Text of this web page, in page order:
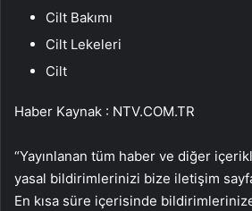
Cilt Bakımı
Cilt Lekeleri
Cilt
Haber Kaynak : NTV.COM.TR
“Yayınlanan tüm haber ve diğer
yasal bildirimlerinizi bize iletişim
En kısa süre içerisinde